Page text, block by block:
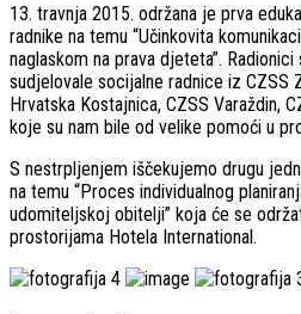
13. travnja 2015. održana je prva
radnike na temu “Učinkovita
naglaskom na prava djeteta”.
sudjelovale socijalne radnice iz CZSS
Hrvatska Kostajnica, CZSS Varaždin,
koje su nam bile od velike pomoći u
S nestrpljenjem iščekujemo drugu
na temu “Proces individualnog
udomiteljskoj obitelji” koja će se
prostorijama Hotela International.